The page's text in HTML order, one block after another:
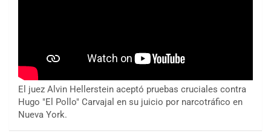
El juez Alvin Hellerstein aceptó pruebas cruciales contra
Hugo "El Pollo" Carvajal en su juicio por narcotráfico en
Nueva York.